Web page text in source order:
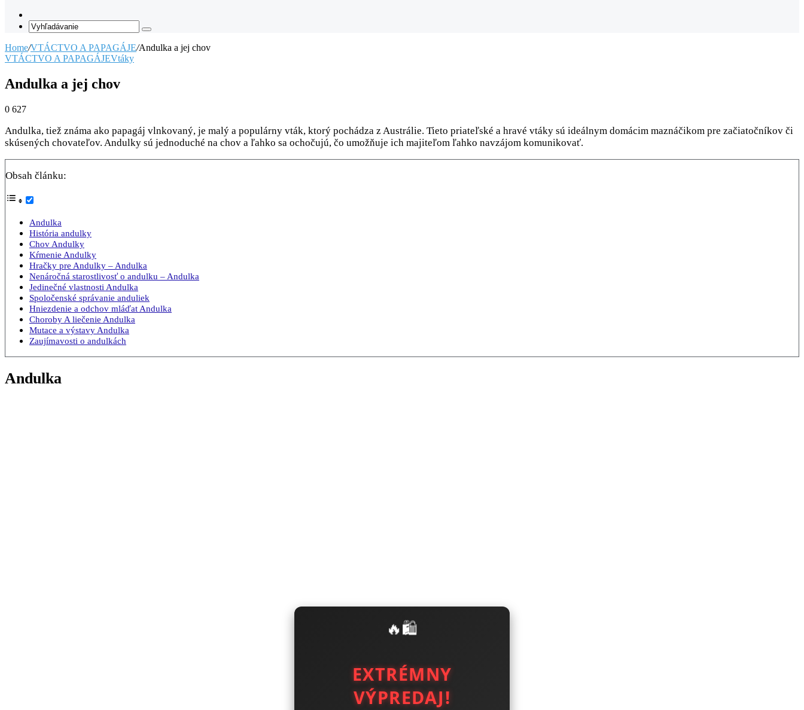
Article
Vyhľadávanie
Home/VTÁCTVO A PAPAGÁJE/Andulka a jej chov
VTÁCTVO A PAPAGÁJEVtáky
Andulka a jej chov
0 627
Andulka, tiež známa ako papagáj vlnkovaný, je malý a populárny vták, ktorý pochádza z Austrálie. Tieto priateľské a hravé vtáky sú ideálnym domácim maznáčikom pre začiatočníkov či
skúsených chovateľov. Andulky sú jednoduché na chov a ľahko sa ochočujú, čo umožňuje ich majiteľom ľahko navzájom komunikovať.
Obsah článku:
Andulka
História andulky
Chov Andulky
Kŕmenie Andulky
Hračky pre Andulky – Andulka
Nenáročná starostlivosť o andulku – Andulka
Jedinečné vlastnosti Andulka
Spoločenské správanie anduliek
Hniezdenie a odchov mláďat Andulka
Choroby A liečenie Andulka
Mutace a výstavy Andulka
Zaujímavosti o andulkách
Andulka
🔥🛍️
EXTRÉMNY
VÝPREDAJ!